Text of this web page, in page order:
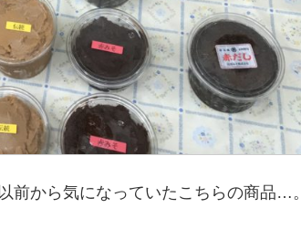
前から気になっていたこちらの商品…。